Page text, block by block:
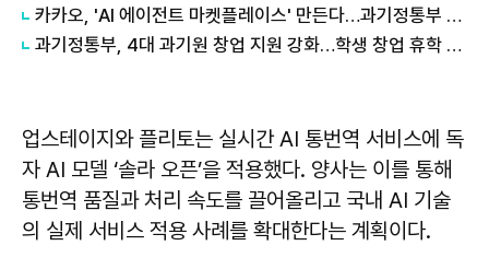
카카오, 'AI 에이전트 마켓플레이스' 만든다…과기정통부 개발 사업 수주
과기정통부, 4대 과기원 창업 지원 강화…학생 창업 휴학 제한 폐지
업스테이지와 플리토는 실시간 AI 통번역 서비스에 독
자 AI 모델 ‘솔라 오픈’을 적용했다. 양사는 이를 통해
통번역 품질과 처리 속도를 끌어올리고 국내 AI 기술
의 실제 서비스 적용 사례를 확대한다는 계획이다.